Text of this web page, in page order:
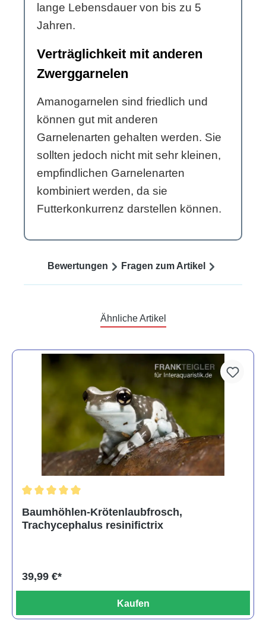
lange Lebensdauer von bis zu 5
Jahren.
Verträglichkeit mit anderen
Zwerggarnelen
Amanogarnelen sind friedlich und
können gut mit anderen
Garnelenarten gehalten werden. Sie
sollten jedoch nicht mit sehr kleinen,
empfindlichen Garnelenarten
kombiniert werden, da sie
Futterkonkurrenz darstellen können.
Bewertungen Fragen zum Artikel
Ähnliche Artikel
Baumhöhlen-Krötenlaubfrosch,
Trachycephalus resinifictrix
39,99 €*
Kaufen